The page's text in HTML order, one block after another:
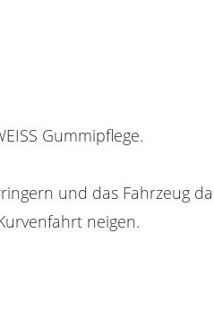
Gummipflege.
und das Fahrzeug
neigen.